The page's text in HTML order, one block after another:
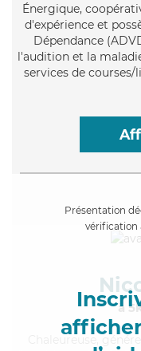
Énergique,
d'expérience et
Dépendance
l'audition et la
services de
Présentation
vérification
à
,